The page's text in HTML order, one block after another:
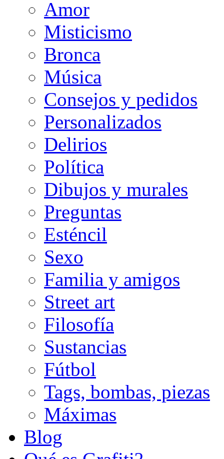
Amor
Misticismo
Bronca
Música
Consejos y pedidos
Personalizados
Delirios
Política
Dibujos y murales
Preguntas
Esténcil
Sexo
Familia y amigos
Street art
Filosofía
Sustancias
Fútbol
Tags, bombas, piezas
Máximas
Blog